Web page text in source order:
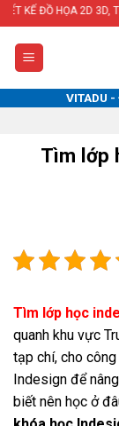
Skip
to
content
THIẾT KẾ
VITADU -
Tìm lớp
Tìm lớp học
quanh khu vực
tạp chí, cho
Indesign để
biết nên học ở